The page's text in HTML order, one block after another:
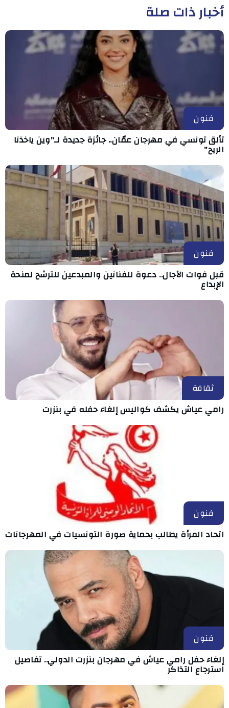
أخبار ذات صلة
فنون
تألق تونسي في مهرجان عمّان.. جائزة جديدة لـ"وين ياخذنا
الريح"
فنون
قبل فوات الآجال.. دعوة للفنانين والمبدعين للترشح لمنحة
الإبداع
ثقافة
رامي عياش يكشف كواليس إلغاء حفله في بنزرت
فنون
اتحاد المرأة يطالب بحماية صورة التونسيات في المهرجانات
فنون
إلغاء حفل رامي عياش في مهرجان بنزرت الدولي.. تفاصيل
استرجاع التذاكر